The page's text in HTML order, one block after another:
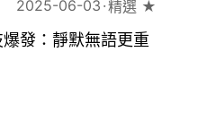
2025-06-03 精選 ★
發：靜默無語更重